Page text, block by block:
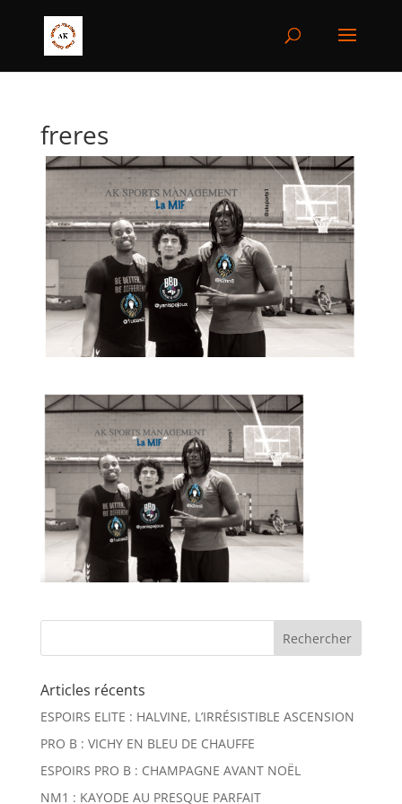
freres
Articles récents
ESPOIRS ELITE : HALVINE, L’IRRÉSISTIBLE ASCENSION
PRO B : VICHY EN BLEU DE CHAUFFE
ESPOIRS PRO B : CHAMPAGNE AVANT NOËL
NM1 : KAYODE AU PRESQUE PARFAIT